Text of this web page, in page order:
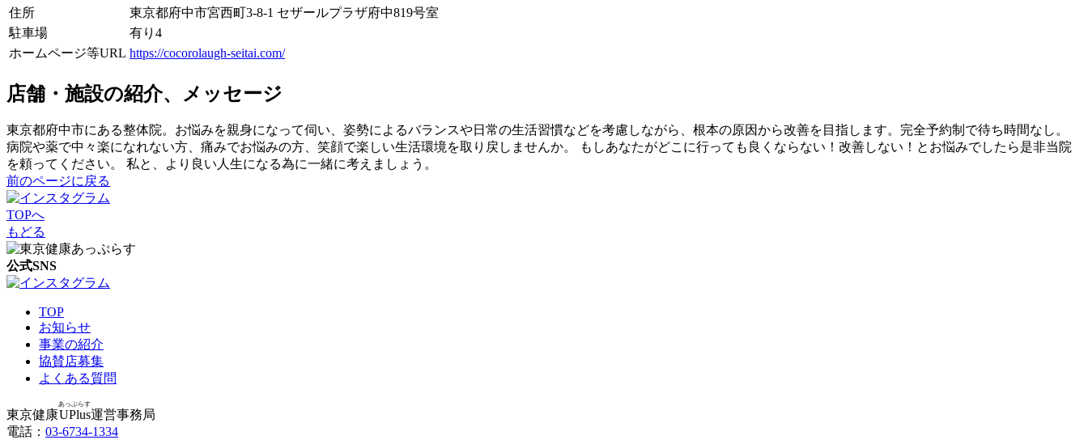
住所
東京都府中市宮西町3-8-1 セザールプラザ府中819号室
駐車場
有り 4
ホームページ等URL https://cocorolaugh-seitai.com/
店舗・施設の紹介、メッセージ
東京都府中市にある整体院。お悩みを親身になって伺い、姿勢によるバランスや日常の生活習慣などを考慮しながら、根本の原因から改善を目指します。完全予約制で待ち時間なし。
病院や薬で中々楽になれない方、痛みでお悩みの方、笑顔で楽しい生活環境を取り戻しませんか。 もしあなたがどこに行っても良くならない！改善しない！とお悩みでしたら是非当院
を頼ってください。 私と、より良い人生になる為に一緒に考えましょう。
前のページに戻る
TOPへ
もどる
公式SNS
TOP
お知らせ
事業の紹介
協賛店募集
よくある質問
東京健康UPlus
あっぷらす
運営事務局
電話： 03-6734-1334